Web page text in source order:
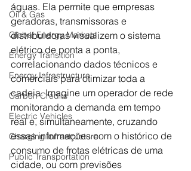
Oil & Gas
Global Energy Markets
Energy Transition
Energy Infrastructure
Carbon Credits
Electric Vehicles
Charging Infrastructure
Public Transportation
águas. Ela permite que empresas
geradoras, transmissoras e
distribuidoras visualizem o sistema
elétrico de ponta a ponta,
correlacionando dados técnicos e
comerciais para otimizar toda a
cadeia. Imagine um operador de rede
monitorando a demanda em tempo
real e, simultaneamente, cruzando
essas informações com o histórico de
consumo de frotas elétricas de uma
cidade, ou com previsões